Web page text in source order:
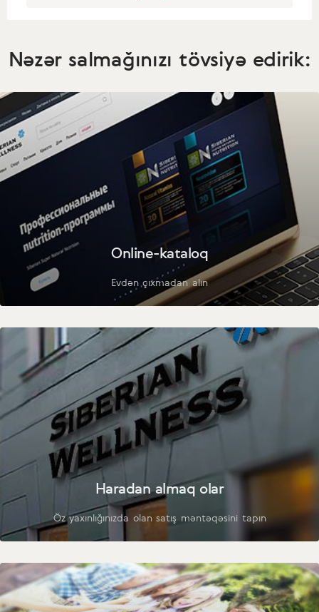
Nəzər salmağınızı tövsiyə edirik:
Online-kataloq
Evdən çıxmadan alın
Haradan almaq olar
Öz yaxınlığınızda olan satış məntəqəsini tapın